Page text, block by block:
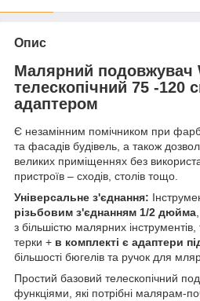
Опис
Малярний подовжувач
телескопічний 75 -120
адаптером
Є незамінним помічником при
та фасадів будівель, а також
великих приміщеннях без
пристроїв – сходів, столів тощо.
Універсальне з'єднання:
різьбовим з'єднанням 1/2 дюйма
з більшістю малярних
терки + в комплекті є адаптери
більшості бюгелів та ручок для
Простий базовий телескопічний
функціями, які потрібні малярам-